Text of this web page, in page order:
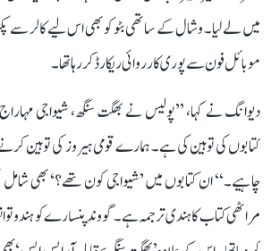
میں لے لیا۔ وشال کے ساتھی بٹو کو بھی اس لیے کالر سے پکڑ
موبائل فون سے پوری کارروائی ریکارڈ کر رہا تھا۔
دیوانگ نے کہا، ’’پولیس نے بھگت سنگھ، شیواجی
کتابوں کی توہین کی ہے۔ ہمارے قومی ہیروز کی توہین
چاہیے۔‘‘ ان کتابوں میں ’شیواجی کون تھے؟‘ بھی
مراٹھی کتاب کا ہندی ترجمہ ہے۔ گووند پنسارے کو